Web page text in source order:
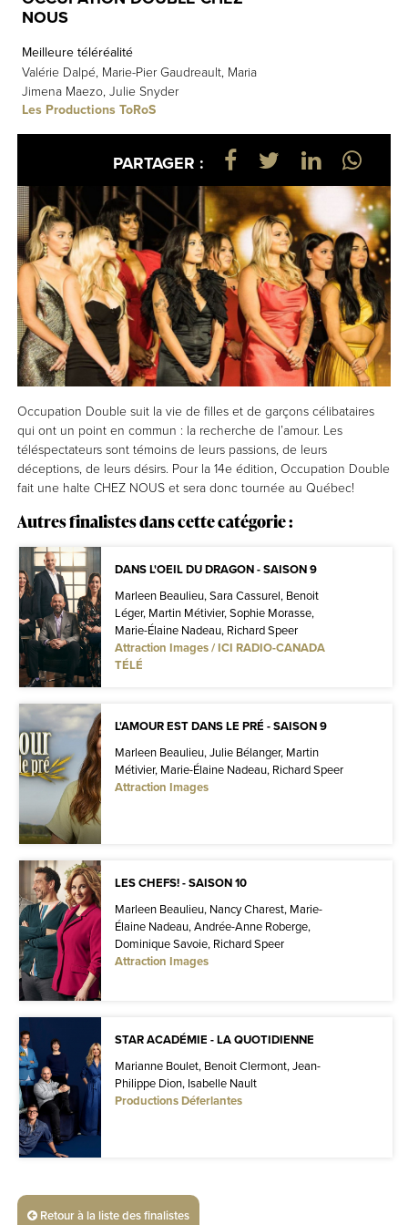
NOUS
Meilleure téléréalité
Valérie Dalpé, Marie-Pier Gaudreault, Maria
Jimena Maezo, Julie Snyder
Les Productions ToRoS
PARTAGER :
Occupation Double suit la vie de filles et de garçons célibataires
qui ont un point en commun : la recherche de l’amour. Les
téléspectateurs sont témoins de leurs passions, de leurs
déceptions, de leurs désirs. Pour la 14e édition, Occupation Double
fait une halte CHEZ NOUS et sera donc tournée au Québec!
Autres finalistes dans cette catégorie :
DANS L'OEIL DU DRAGON - SAISON 9
Marleen Beaulieu, Sara Cassurel, Benoit
Léger, Martin Métivier, Sophie Morasse,
Marie-Élaine Nadeau, Richard Speer
Attraction Images / ICI RADIO-CANADA
TÉLÉ
L'AMOUR EST DANS LE PRÉ - SAISON 9
Marleen Beaulieu, Julie Bélanger, Martin
Métivier, Marie-Élaine Nadeau, Richard Speer
Attraction Images
LES CHEFS! - SAISON 10
Marleen Beaulieu, Nancy Charest, Marie-
Élaine Nadeau, Andrée-Anne Roberge,
Dominique Savoie, Richard Speer
Attraction Images
STAR ACADÉMIE - LA QUOTIDIENNE
Marianne Boulet, Benoit Clermont, Jean-
Philippe Dion, Isabelle Nault
Productions Déferlantes
Retour à la liste des finalistes